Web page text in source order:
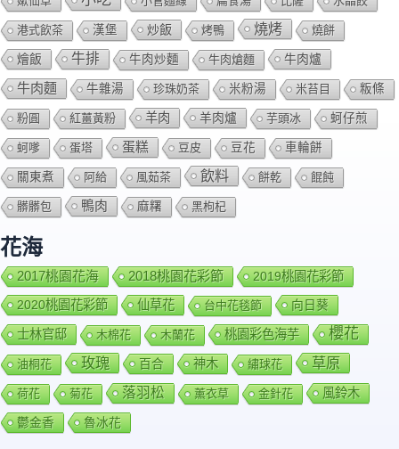
港式飲茶 漢堡 炒飯 烤鴨 燒烤 燒餅
燴飯 牛排 牛肉炒麵 牛肉熗麵 牛肉爐
牛肉麵 牛雜湯 珍珠奶茶 米粉湯 米苔目 粄條
粉圓 紅薑黃粉 羊肉 羊肉爐 芋頭冰 蚵仔煎
蚵嗲 蛋塔 蛋糕 豆皮 豆花 車輪餅
關東煮 阿給 風茹茶 飲料 餅乾 餛飩
髒髒包 鴨肉 麻糬 黑枸杞
花海
2017桃園花海 2018桃園花彩節
2019桃園花彩節
2020桃園花彩節
仙草花 台中花毯節 向日葵
士林官邸 木棉花 木蘭花 桃園彩色海芋 櫻花
油桐花 玫瑰 百合 神木 繡球花 草原
荷花 菊花 落羽松 薰衣草 金針花 風鈴木
鬱金香 魯冰花